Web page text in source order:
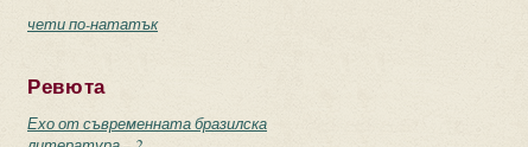
чети по-нататък
Ревюта
Ехо от съвременната бразилска